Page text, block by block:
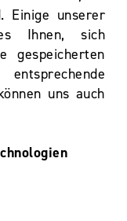
Einige unserer
Ihnen, sich
gespeicherten
uns auch